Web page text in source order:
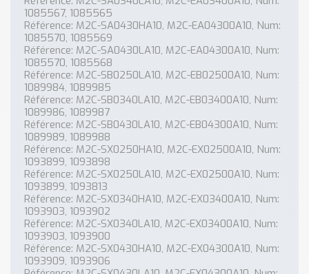
1085567, 1085565
Référence: M2C-SA0430HA10, M2C-EA04300A10, Num:
1085570, 1085569
Référence: M2C-SA0430LA10, M2C-EA04300A10, Num:
1085570, 1085568
Référence: M2C-SB0250LA10, M2C-EB02500A10, Num:
1089984, 1089985
Référence: M2C-SB0340LA10, M2C-EB03400A10, Num:
1089986, 1089987
Référence: M2C-SB0430LA10, M2C-EB04300A10, Num:
1089989, 1089988
Référence: M2C-SX0250HA10, M2C-EX02500A10, Num:
1093899, 1093898
Référence: M2C-SX0250LA10, M2C-EX02500A10, Num:
1093899, 1093813
Référence: M2C-SX0340HA10, M2C-EX03400A10, Num:
1093903, 1093902
Référence: M2C-SX0340LA10, M2C-EX03400A10, Num:
1093903, 1093900
Référence: M2C-SX0430HA10, M2C-EX04300A10, Num:
1093909, 1093906